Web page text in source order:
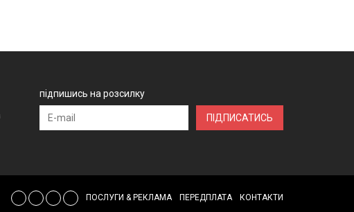
підпишись на розсилку
ПІДПИСАТИСЬ
ПОСЛУГИ & РЕКЛАМА ПЕРЕДПЛАТА КОНТАКТИ